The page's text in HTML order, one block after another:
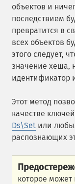
объектов и
последствием
превратится в
всех объектов
этого следует,
значение хеша,
идентификатор
Этот метод
качестве
Ds\Set или
распознающих
которое